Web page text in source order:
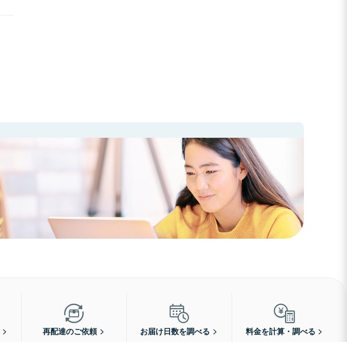
再配達のご依頼 お届け日数を調べる 料金を計算・調べる